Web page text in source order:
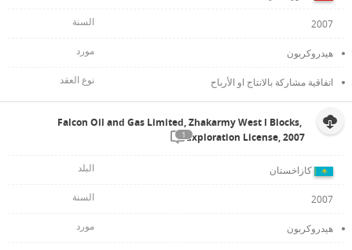
2007
هيدروكربون
اتفاقية مشاركة بالانتاج او الأرباح
Falcon Oil and Gas Limited, Zhakarmy West I Blocks,
Exploration License, 2007
1
كازاخستان
2007
هيدروكربون